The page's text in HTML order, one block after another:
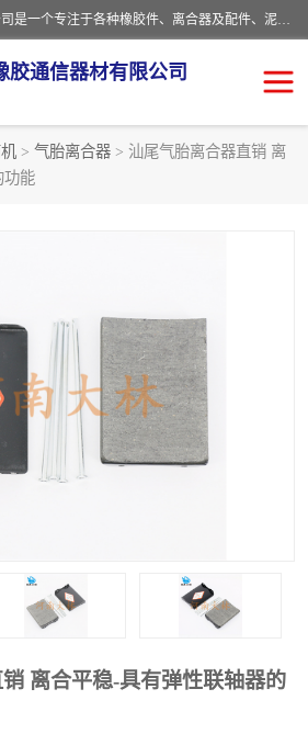
河南大林橡胶通信器材有限公司是一个专注于各种橡胶件、离合器及配件、泥浆泵及配件等产品设计制造和加工的企业。产品应用于矿山、冶金、石油、钢铁、化工、水泥、船舶、造纸、通用机械等各种大功率机械传动或制动装置。
胶通信器材有限公司
> 气胎离合器 > 汕尾气胎离合器直销 离
功能
离合平稳-具有弹性联轴器的
气动元件
CB离合器
实芯轮胎